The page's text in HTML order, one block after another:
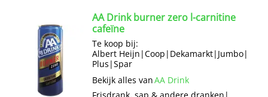
AA Drink burner zero l-carnitine
cafeïne
Te koop bij:
Albert Heijn |Coop | Dekamarkt| Jumbo|
Plus |Spar
Bekijk alles vanAA Drink